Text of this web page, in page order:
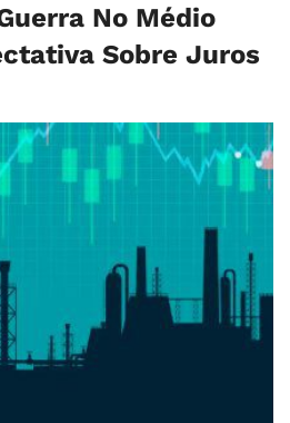
No Médio
Sobre Juros